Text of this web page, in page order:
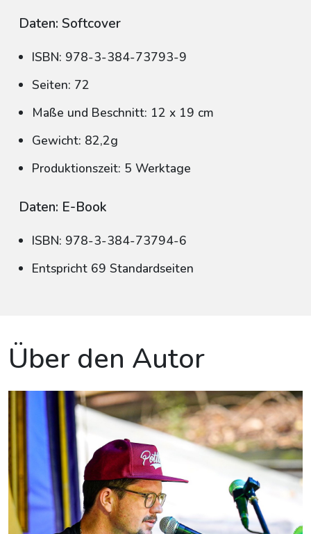
Daten: Softcover
ISBN: 978-3-384-73793-9
Seiten: 72
Maße und Beschnitt: 12 x 19 cm
Gewicht: 82,2g
Produktionszeit: 5 Werktage
Daten: E-Book
ISBN: 978-3-384-73794-6
Entspricht 69 Standardseiten
Über den Autor